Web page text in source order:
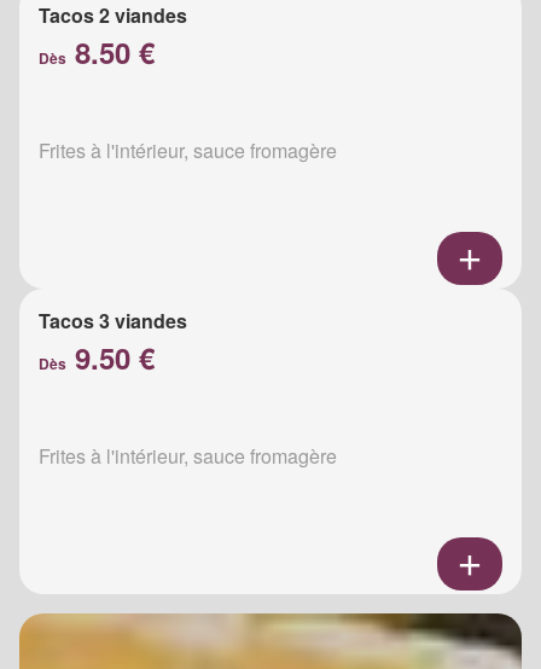
Tacos 2 viandes
Dès 8.50 €
Frites à l'intérieur, sauce fromagère
Tacos 3 viandes
Dès 9.50 €
Frites à l'intérieur, sauce fromagère